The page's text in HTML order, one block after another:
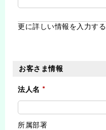
更に詳しい情報を入力する
お客さま情報
法人名
所属部署